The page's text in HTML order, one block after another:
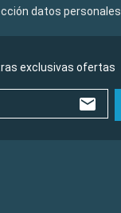
datos personales
exclusivas ofertas